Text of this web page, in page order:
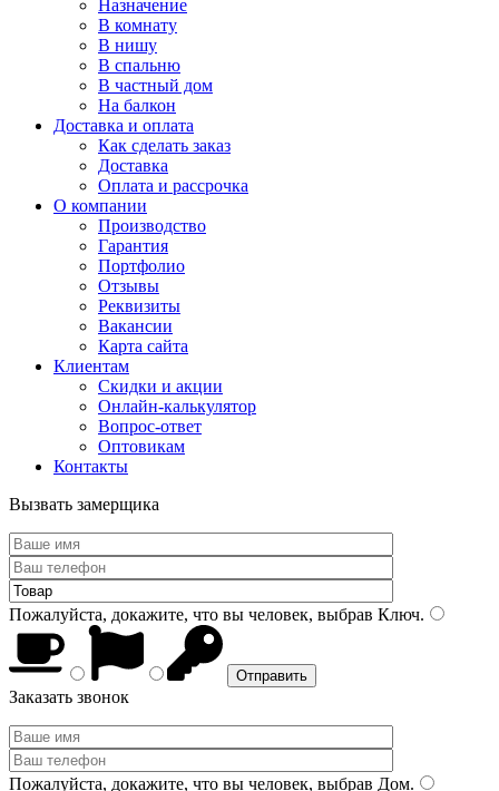
Назначение
В комнату
В нишу
В спальню
В частный дом
На балкон
Доставка и оплата
Как сделать заказ
Доставка
Оплата и рассрочка
О компании
Производство
Гарантия
Портфолио
Отзывы
Реквизиты
Вакансии
Карта сайта
Клиентам
Скидки и акции
Онлайн-калькулятор
Вопрос-ответ
Оптовикам
Контакты
Вызвать замерщика
Пожалуйста, докажите, что вы человек, выбрав Ключ.
Заказать звонок
Пожалуйста, докажите, что вы человек, выбрав Дом.